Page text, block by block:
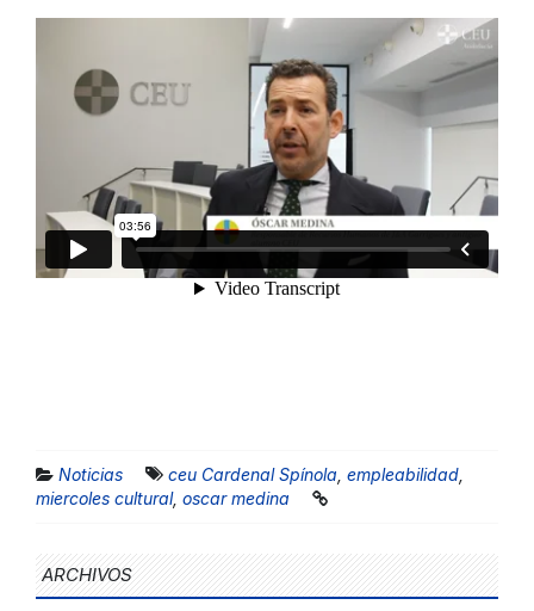
Noticias ceu Cardenal Spínola empleabilidad
miercoles cultural, oscar medina
ARCHIVOS